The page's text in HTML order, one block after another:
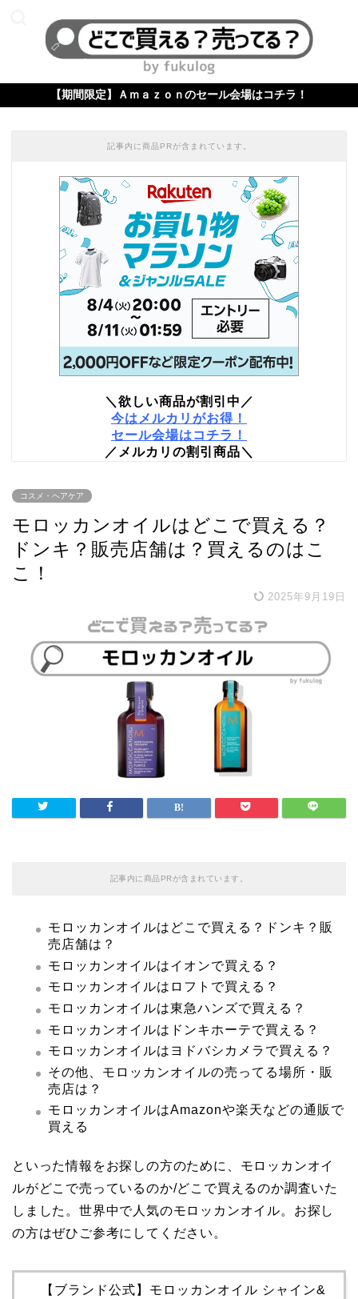
【期間限定】Ａｍａｚｏｎのセール会場はコチラ！
記事内に商品PRが含まれています。
＼欲しい商品が割引中／
今はメルカリがお得！
セール会場はコチラ！
／メルカリの割引商品＼
コスメ・ヘアケア
モロッカンオイルはどこで買える？
ドンキ？販売店舗は？買えるのはこ
こ！
2025年9月19日
記事内に商品PRが含まれています。
モロッカンオイルはどこで買える？ドンキ？販
売店舗は？
モロッカンオイルはイオンで買える？
モロッカンオイルはロフトで買える？
モロッカンオイルは東急ハンズで買える？
モロッカンオイルはドンキホーテで買える？
モロッカンオイルはヨドバシカメラで買える？
その他、モロッカンオイルの売ってる場所・販
売店は？
モロッカンオイルはAmazonや楽天などの通販で
買える
といった情報をお探しの方のために、モロッカンオイ
ルがどこで売っているのか/どこで買えるのか調査いた
しました。世界中で人気のモロッカンオイル。お探し
の方はぜひご参考にしてください。
【ブランド公式】モロッカンオイル シャイン&